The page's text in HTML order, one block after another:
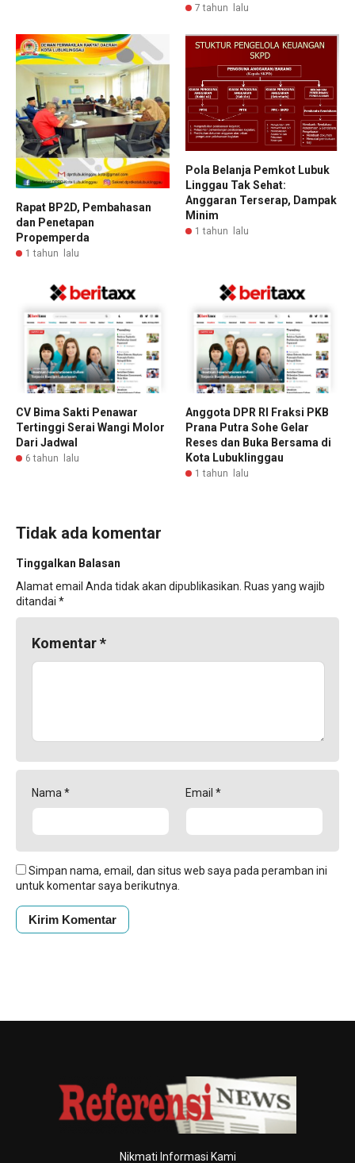
7 tahun lalu
Rapat BP2D, Pembahasan
dan Penetapan
Propemperda
1 tahun lalu
Pola Belanja Pemkot Lubuk
Linggau Tak Sehat:
Anggaran Terserap, Dampak
Minim
1 tahun lalu
CV Bima Sakti Penawar
Tertinggi Serai Wangi Molor
Dari Jadwal
6 tahun lalu
Anggota DPR RI Fraksi PKB
Prana Putra Sohe Gelar
Reses dan Buka Bersama di
Kota Lubuklinggau
1 tahun lalu
Tidak ada komentar
Tinggalkan Balasan
Alamat email Anda tidak akan dipublikasikan. Ruas yang wajib
ditandai *
Komentar*
Nama * Email *
Simpan nama, email, dan situs web saya pada peramban ini
untuk komentar saya berikutnya.
Nikmati Informasi Kami